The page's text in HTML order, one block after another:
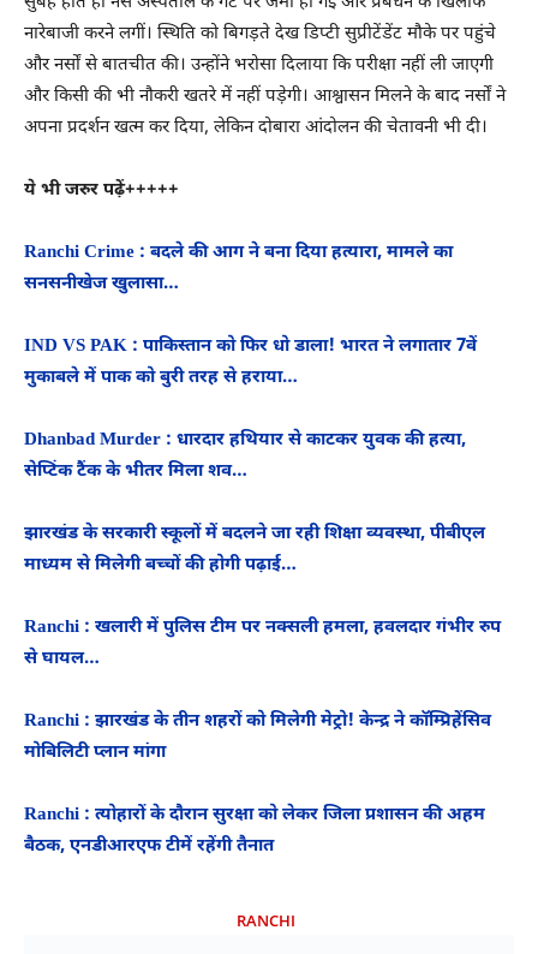
नारेबाजी करने लगीं। स्थिति को बिगड़ते देख डिप्टी सुप्रीटेंडेंट मौके पर पहुंचे
और नर्सों से बातचीत की। उन्होंने भरोसा दिलाया कि परीक्षा नहीं ली जाएगी
और किसी की भी नौकरी खतरे में नहीं पड़ेगी। आश्वासन मिलने के बाद नर्सों ने
अपना प्रदर्शन खत्म कर दिया, लेकिन दोबारा आंदोलन की चेतावनी भी दी।
ये भी जरुर पढ़ें+++++
Ranchi Crime : बदले की आग ने बना दिया हत्यारा, मामले का
सनसनीखेज खुलासा…
IND VS PAK : पाकिस्तान को फिर धो डाला! भारत ने लगातार 7वें
मुकाबले में पाक को बुरी तरह से हराया…
Dhanbad Murder : धारदार हथियार से काटकर युवक की हत्या,
सेप्टिंक टैंक के भीतर मिला शव…
झारखंड के सरकारी स्कूलों में बदलने जा रही शिक्षा व्यवस्था, पीबीएल
माध्यम से मिलेगी बच्चों की होगी पढ़ाई…
Ranchi : खलारी में पुलिस टीम पर नक्सली हमला, हवलदार गंभीर रुप
से घायल…
Ranchi : झारखंड के तीन शहरों को मिलेगी मेट्रो! केन्द्र ने कॉम्प्रिहेंसिव
मोबिलिटी प्लान मांगा
Ranchi : त्योहारों के दौरान सुरक्षा को लेकर जिला प्रशासन की अहम
बैठक, एनडीआरएफ टीमें रहेंगी तैनात
RANCHI